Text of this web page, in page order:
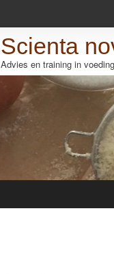
Scienta
Advies en training in
Search